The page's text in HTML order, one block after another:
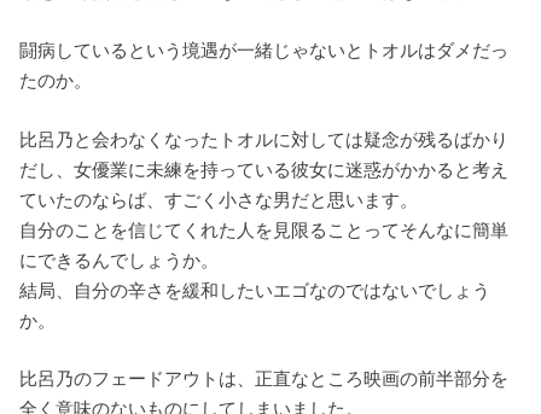
闘病しているという境遇が一緒じゃないとトオルはダメだっ
たのか。
比呂乃と会わなくなったトオルに対しては疑念が残るばかり
だし、女優業に未練を持っている彼女に迷惑がかかると考え
ていたのならば、すごく小さな男だと思います。
自分のことを信じてくれた人を見限ることってそんなに簡単
にできるんでしょうか。
結局、自分の辛さを緩和したいエゴなのではないでしょう
か。
比呂乃のフェードアウトは、正直なところ映画の前半部分を
全く意味のないものにしてしまいました。